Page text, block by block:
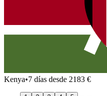
Kenya•7 días desde 2183 €